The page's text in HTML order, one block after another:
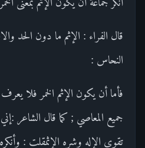
قال الفراء : الإثم ما دون الحد
النحاس :
فأما أن يكون الإثم الخمر فلا
جميع المعاصي ; كما قال الشاعر
تقوى الإله وشره الإثمقلت :